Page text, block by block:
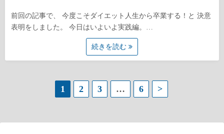
前回の記事で、 今度こそダイエット人生から卒業する！と 決意
表明をしました。 今日はいよいよ実践編。…
続きを読む
1 2 3 … 6 >